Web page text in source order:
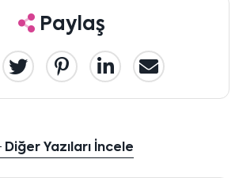
Paylaş
Diğer Yazıları İncele